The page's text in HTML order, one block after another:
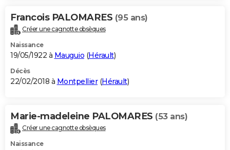
Francois PALOMARES (95 ans)
Créer une cagnotte obsèques
Naissance
19/05/1922 à Mauguio (Hérault)
Décès
22/02/2018 à Montpellier(Hérault)
Marie-madeleine PALOMARES (53 ans)
Créer une cagnotte obsèques
Naissance